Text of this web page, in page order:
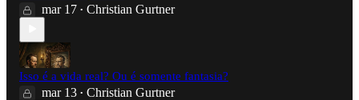
mar 17 • Christian Gurtner
Isso é a vida real? Ou é somente fantasia?
mar 13 • Christian Gurtner